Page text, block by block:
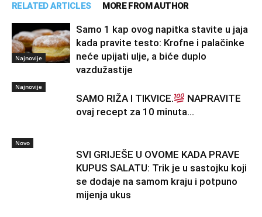
RELATED ARTICLES MORE FROM AUTHOR
Najnovije
Samo 1 kap ovog napitka stavite u jaja
kada pravite testo: Krofne i palačinke
neće upijati ulje, a biće duplo
vazdužastije
Najnovije
SAMO RIŽA I TIKVICE.
NAPRAVITE
ovaj recept za 10 minuta…
Novo
SVI GRIJEŠE U OVOME KADA PRAVE
KUPUS SALATU: Trik je u sastojku koji
se dodaje na samom kraju i potpuno
mijenja ukus